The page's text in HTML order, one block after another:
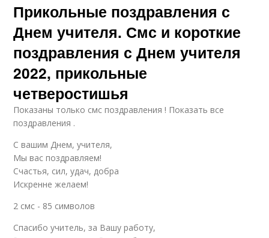
Прикольные поздравления с
Днем учителя. Смс и короткие
поздравления с Днем учителя
2022, прикольные
четверостишья
Показаны только смс поздравления ! Показать все
поздравления .
С вашим Днем, учителя,
Мы вас поздравляем!
Счастья, сил, удач, добра
Искренне желаем!
2 смс - 85 символов
Спасибо учитель, за Вашу работу,